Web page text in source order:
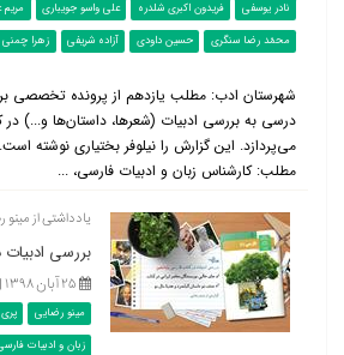
نادر یوسفی
فریدون اکبری شلدره علی واسو جویباری
محمّد رضا سنگری
حسین داودی آزاده شریفی زهرا چمنی
شهرستان ادب: مطلب یازدهم از پرونده تخصصی
درسی به بررسی ادبیات (شعرها، داستان‌ها و...)
می‌پردازد. این گزارش را نیلوفر بختیاری نوشته
مطلب: کارشناس زبان و ادبیات فارسی، ...
یادداشتی از
بررسی
۲۵ آبان ۱۳۹۸ |
مینو رضایی
زبان و ادبیات